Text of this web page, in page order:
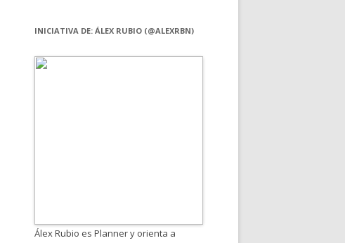
INICIATIVA DE: ÁLEX RUBIO (@ALEXRBN)
Álex Rubio es Planner y orienta a